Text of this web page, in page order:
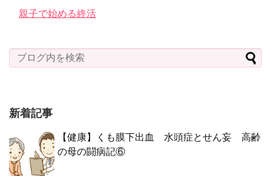
親子で始める終活
新着記事
【健康】くも膜下出血 水頭症とせん妄 高齢
の母の闘病記⑥